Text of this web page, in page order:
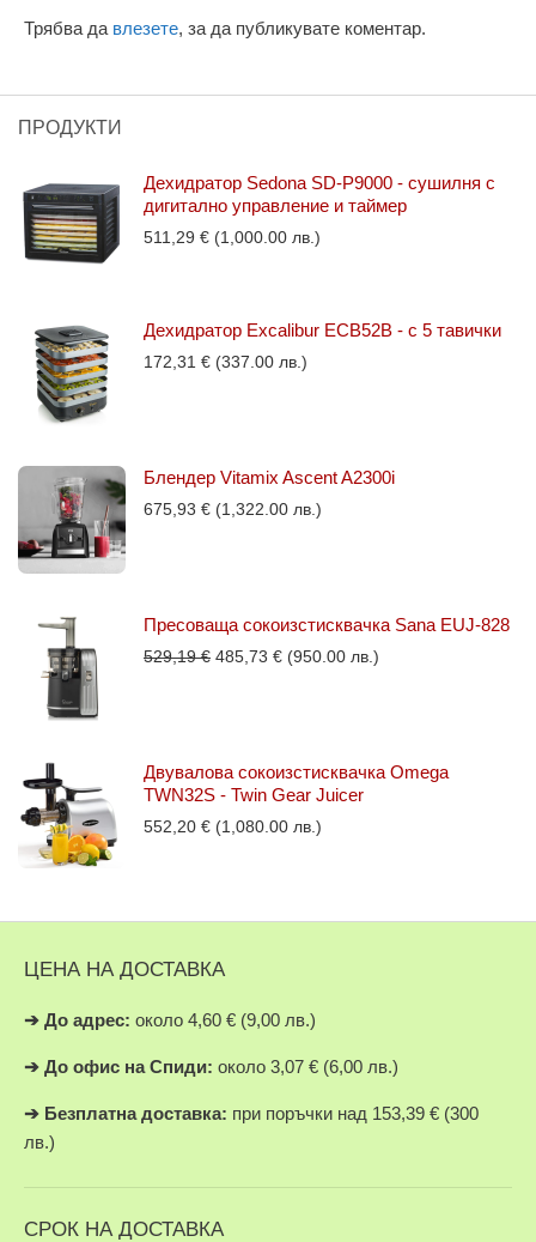
Трябва да влезете, за да публикувате коментар.
ПРОДУКТИ
Дехидратор Sedona SD-P9000 - сушилня с
дигитално управление и таймер
511,29 € (1,000.00 лв.)
Дехидратор Excalibur ECB52B - с 5 тавички
172,31 € (337.00 лв.)
Блендер Vitamix Ascent A2300i
675,93 € (1,322.00 лв.)
Пресоваща сокоизстисквачка Sana EUJ-828
529,19€ Original
485,73 €Текущата
(950.00 лв.)
Двувалова сокоизстисквачка Omega
TWN32S - Twin Gear Juicer
552,20 € (1,080.00 лв.)
ЦЕНА НА ДОСТАВКА
➔ До адрес: около 4,60 € (9,00 лв.)
➔ До офис на Спиди: около 3,07 € (6,00 лв.)
➔ Безплатна доставка: при поръчки над 153,39 € (300
лв.)
СРОК НА ДОСТАВКА